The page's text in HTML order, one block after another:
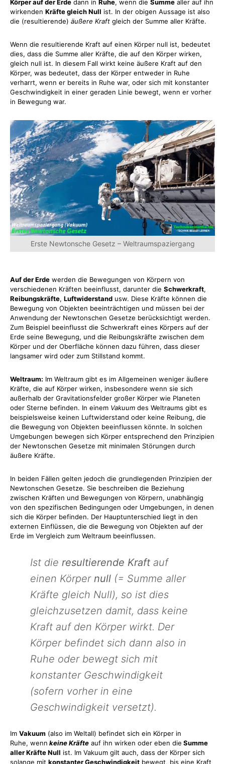
Körper auf der Erde dann in Ruhe, wenn die Summe aller auf ihn
wirkenden Kräfte gleich Null ist. In der obigen Aussage ist also
die (resultierende) äußere Kraft gleich der Summe aller Kräfte.
Wenn die resultierende Kraft auf einen Körper null ist, bedeutet
dies, dass die Summe aller Kräfte, die auf den Körper wirken,
gleich null ist. In diesem Fall wirkt keine äußere Kraft auf den
Körper, was bedeutet, dass der Körper entweder in Ruhe
verharrt, wenn er bereits in Ruhe war, oder sich mit konstanter
Geschwindigkeit in einer geraden Linie bewegt, wenn er vorher
in Bewegung war.
Erste Newtonsche Gesetz – Weltraumspaziergang
Auf der Erde werden die Bewegungen von Körpern von
verschiedenen Kräften beeinflusst, darunter die Schwerkraft,
Reibungskräfte, Luftwiderstand usw. Diese Kräfte können die
Bewegung von Objekten beeinträchtigen und müssen bei der
Anwendung der Newtonschen Gesetze berücksichtigt werden.
Zum Beispiel beeinflusst die Schwerkraft eines Körpers auf der
Erde seine Bewegung, und die Reibungskräfte zwischen dem
Körper und der Oberfläche können dazu führen, dass dieser
langsamer wird oder zum Stillstand kommt.
Weltraum: Im Weltraum gibt es im Allgemeinen weniger äußere
Kräfte, die auf Körper wirken, insbesondere wenn sie sich
außerhalb der Gravitationsfelder großer Körper wie Planeten
oder Sterne befinden. In einem Vakuum des Weltraums gibt es
beispielsweise keinen Luftwiderstand oder keine Reibung, die
die Bewegung von Objekten beeinflussen könnte. In solchen
Umgebungen bewegen sich Körper entsprechend den Prinzipien
der Newtonschen Gesetze mit minimalen Störungen durch
äußere Kräfte.
In beiden Fällen gelten jedoch die grundlegenden Prinzipien der
Newtonschen Gesetze. Sie beschreiben die Beziehung
zwischen Kräften und Bewegungen von Körpern, unabhängig
von den spezifischen Bedingungen oder Umgebungen, in denen
sich die Körper befinden. Der Hauptunterschied liegt in den
externen Einflüssen, die die Bewegung von Objekten auf der
Erde im Vergleich zum Weltraum beeinflussen.
Ist die resultierende Kraft auf
einen Körper null (= Summe aller
Kräfte gleich Null), so ist dies
gleichzusetzen damit, dass keine
Kraft auf den Körper wirkt. Der
Körper befindet sich dann also in
Ruhe oder bewegt sich mit
konstanter Geschwindigkeit
(sofern vorher in eine
Geschwindigkeit versetzt).
Im Vakuum (also im Weltall) befindet sich ein Körper in
Ruhe, wenn keine Kräfte auf ihn wirken oder eben die Summe
aller Kräfte Null ist. Im Vakuum gilt auch, dass der Körper sich
solange mit konstanter Geschwindigkeit bewegt, bis eine Kraft